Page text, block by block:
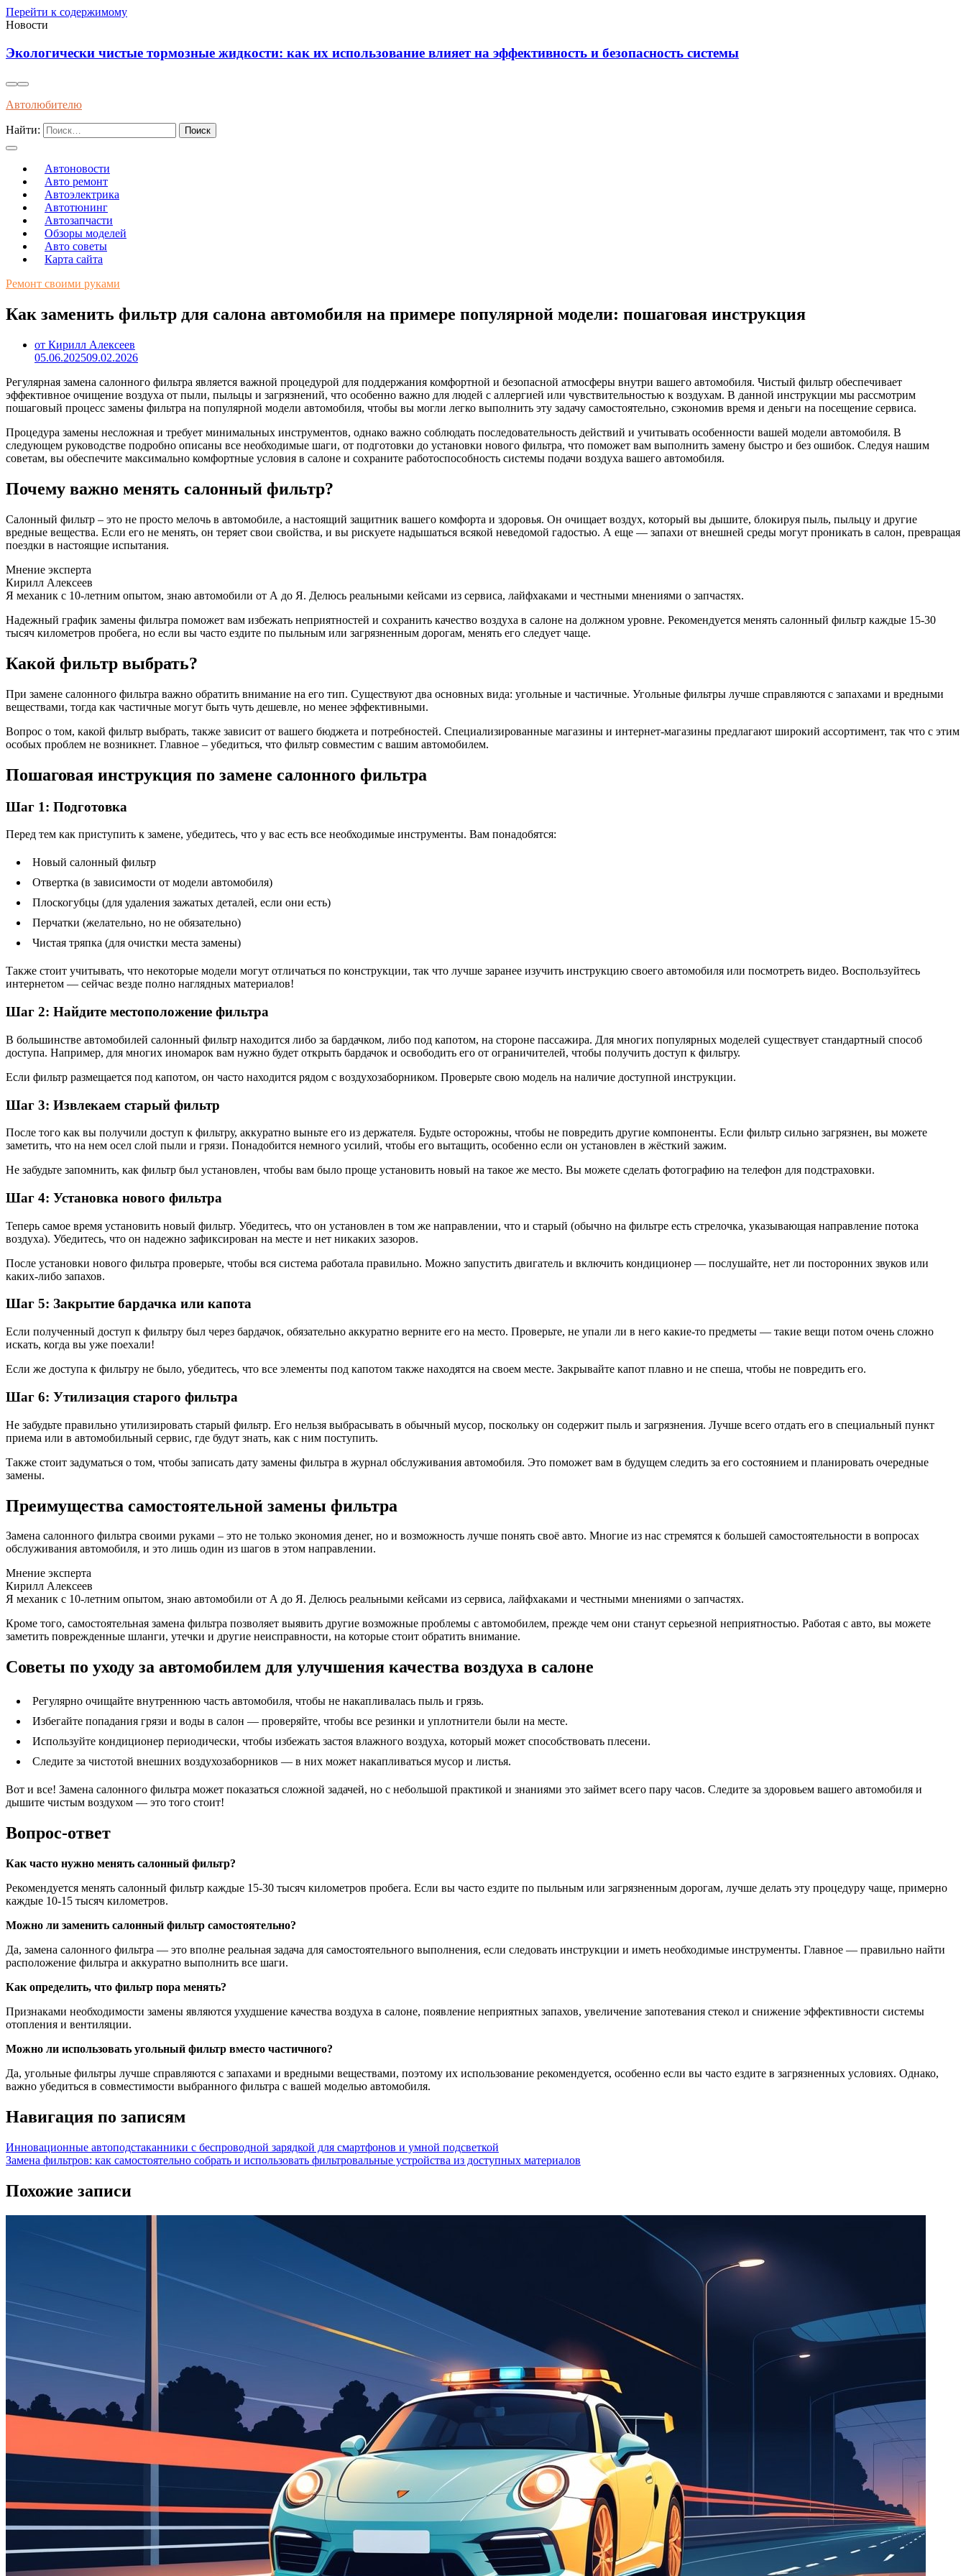
Перейти к содержимому
Новости
Инновационные технологии: анализ умных датчиков для диагностики состояния тормозной системы в реальном времени
Автолюбителю
Найти:
Автоновости
Авто ремонт
Автоэлектрика
Автотюнинг
Автозапчасти
Обзоры моделей
Авто советы
Карта сайта
Ремонт своими руками
Как заменить фильтр для салона автомобиля на примере популярной модели: пошаговая инструкция
от Кирилл Алексеев
05.06.202509.02.2026
Регулярная замена салонного фильтра является важной процедурой для поддержания комфортной и безопасной атмосферы внутри вашего автомобиля. Чистый фильтр обеспечивает
эффективноe очищение воздуха от пыли, пыльцы и загрязнений, что особенно важно для людей с аллергией или чувствительностью к воздухам. В данной инструкции мы рассмотрим
пошаговый процесс замены фильтра на популярной модели автомобиля, чтобы вы могли легко выполнить эту задачу самостоятельно, сэкономив время и деньги на посещение сервиса.
Процедура замены несложная и требует минимальных инструментов, однако важно соблюдать последовательность действий и учитывать особенности вашей модели автомобиля. В
следующем руководстве подробно описаны все необходимые шаги, от подготовки до установки нового фильтра, что поможет вам выполнить замену быстро и без ошибок. Следуя нашим
советам, вы обеспечите максимально комфортные условия в салоне и сохраните работоспособность системы подачи воздуха вашего автомобиля.
Почему важно менять салонный фильтр?
Салонный фильтр – это не просто мелочь в автомобиле, а настоящий защитник вашего комфорта и здоровья. Он очищает воздух, который вы дышите, блокируя пыль, пыльцу и другие
вредные вещества. Если его не менять, он теряет свои свойства, и вы рискуете надышаться всякой неведомой гадостью. А еще — запахи от внешней среды могут проникать в салон, превращая
поездки в настоящие испытания.
Мнение эксперта
Кирилл Алексеев
Я механик с 10-летним опытом, знаю автомобили от А до Я. Делюсь реальными кейсами из сервиса, лайфхаками и честными мнениями о запчастях.
Надежный график замены фильтра поможет вам избежать неприятностей и сохранить качество воздуха в салоне на должном уровне. Рекомендуется менять салонный фильтр каждые 15-30
тысяч километров пробега, но если вы часто ездите по пыльным или загрязненным дорогам, менять его следует чаще.
Какой фильтр выбрать?
При замене салонного фильтра важно обратить внимание на его тип. Существуют два основных вида: угольные и частичные. Угольные фильтры лучше справляются с запахами и вредными
веществами, тогда как частичные могут быть чуть дешевле, но менее эффективными.
Вопрос о том, какой фильтр выбрать, также зависит от вашего бюджета и потребностей. Специализированные магазины и интернет-магазины предлагают широкий ассортимент, так что с этим
особых проблем не возникнет. Главное – убедиться, что фильтр совместим с вашим автомобилем.
Пошаговая инструкция по замене салонного фильтра
Шаг 1: Подготовка
Перед тем как приступить к замене, убедитесь, что у вас есть все необходимые инструменты. Вам понадобятся:
Новый салонный фильтр
Отвертка (в зависимости от модели автомобиля)
Плоскогубцы (для удаления зажатых деталей, если они есть)
Перчатки (желательно, но не обязательно)
Чистая тряпка (для очистки места замены)
Также стоит учитывать, что некоторые модели могут отличаться по конструкции, так что лучше заранее изучить инструкцию своего автомобиля или посмотреть видео. Воспользуйтесь
интернетом — сейчас везде полно наглядных материалов!
Шаг 2: Найдите местоположение фильтра
В большинстве автомобилей салонный фильтр находится либо за бардачком, либо под капотом, на стороне пассажира. Для многих популярных моделей существует стандартный способ
доступа. Например, для многих иномарок вам нужно будет открыть бардачок и освободить его от ограничителей, чтобы получить доступ к фильтру.
Если фильтр размещается под капотом, он часто находится рядом с воздухозаборником. Проверьте свою модель на наличие доступной инструкции.
Шаг 3: Извлекаем старый фильтр
После того как вы получили доступ к фильтру, аккуратно выньте его из держателя. Будьте осторожны, чтобы не повредить другие компоненты. Если фильтр сильно загрязнен, вы можете
заметить, что на нем осел слой пыли и грязи. Понадобится немного усилий, чтобы его вытащить, особенно если он установлен в жёсткий зажим.
Не забудьте запомнить, как фильтр был установлен, чтобы вам было проще установить новый на такое же место. Вы можете сделать фотографию на телефон для подстраховки.
Шаг 4: Установка нового фильтра
Теперь самое время установить новый фильтр. Убедитесь, что он установлен в том же направлении, что и старый (обычно на фильтре есть стрелочка, указывающая направление потока
воздуха). Убедитесь, что он надежно зафиксирован на месте и нет никаких зазоров.
После установки нового фильтра проверьте, чтобы вся система работала правильно. Можно запустить двигатель и включить кондиционер — послушайте, нет ли посторонних звуков или
каких-либо запахов.
Шаг 5: Закрытие бардачка или капота
Если полученный доступ к фильтру был через бардачок, обязательно аккуратно верните его на место. Проверьте, не упали ли в него какие-то предметы — такие вещи потом очень сложно
искать, когда вы уже поехали!
Если же доступа к фильтру не было, убедитесь, что все элементы под капотом также находятся на своем месте. Закрывайте капот плавно и не спеша, чтобы не повредить его.
Шаг 6: Утилизация старого фильтра
Не забудьте правильно утилизировать старый фильтр. Его нельзя выбрасывать в обычный мусор, поскольку он содержит пыль и загрязнения. Лучше всего отдать его в специальный пункт
приема или в автомобильный сервис, где будут знать, как с ним поступить.
Также стоит задуматься о том, чтобы записать дату замены фильтра в журнал обслуживания автомобиля. Это поможет вам в будущем следить за его состоянием и планировать очередные
замены.
Преимущества самостоятельной замены фильтра
Замена салонного фильтра своими руками – это не только экономия денег, но и возможность лучше понять своё авто. Многие из нас стремятся к большей самостоятельности в вопросах
обслуживания автомобиля, и это лишь один из шагов в этом направлении.
Мнение эксперта
Кирилл Алексеев
Я механик с 10-летним опытом, знаю автомобили от А до Я. Делюсь реальными кейсами из сервиса, лайфхаками и честными мнениями о запчастях.
Кроме того, самостоятельная замена фильтра позволяет выявить другие возможные проблемы с автомобилем, прежде чем они станут серьезной неприятностью. Работая с авто, вы можете
заметить поврежденные шланги, утечки и другие неисправности, на которые стоит обратить внимание.
Советы по уходу за автомобилем для улучшения качества воздуха в салоне
Регулярно очищайте внутреннюю часть автомобиля, чтобы не накапливалась пыль и грязь.
Избегайте попадания грязи и воды в салон — проверяйте, чтобы все резинки и уплотнители были на месте.
Используйте кондиционер периодически, чтобы избежать застоя влажного воздуха, который может способствовать плесени.
Следите за чистотой внешних воздухозаборников — в них может накапливаться мусор и листья.
Вот и все! Замена салонного фильтра может показаться сложной задачей, но с небольшой практикой и знаниями это займет всего пару часов. Следите за здоровьем вашего автомобиля и
дышите чистым воздухом — это того стоит!
Вопрос-ответ
Как часто нужно менять салонный фильтр?
Рекомендуется менять салонный фильтр каждые 15-30 тысяч километров пробега. Если вы часто ездите по пыльным или загрязненным дорогам, лучше делать эту процедуру чаще, примерно
каждые 10-15 тысяч километров.
Можно ли заменить салонный фильтр самостоятельно?
Да, замена салонного фильтра — это вполне реальная задача для самостоятельного выполнения, если следовать инструкции и иметь необходимые инструменты. Главное — правильно найти
расположение фильтра и аккуратно выполнить все шаги.
Как определить, что фильтр пора менять?
Признаками необходимости замены являются ухудшение качества воздуха в салоне, появление неприятных запахов, увеличение запотевания стекол и снижение эффективности системы
отопления и вентиляции.
Можно ли использовать угольный фильтр вместо частичного?
Да, угольные фильтры лучше справляются с запахами и вредными веществами, поэтому их использование рекомендуется, особенно если вы часто ездите в загрязненных условиях. Однако,
важно убедиться в совместимости выбранного фильтра с вашей моделью автомобиля.
Навигация по записям
Инновационные автоподстаканники с беспроводной зарядкой для смартфонов и умной подсветкой
Замена фильтров: как самостоятельно собрать и использовать фильтровальные устройства из доступных материалов
Похожие записи